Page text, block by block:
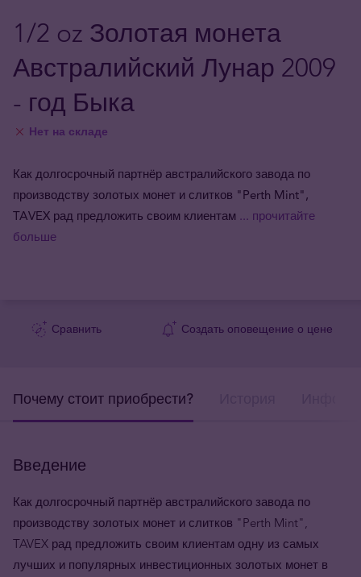
1/2 oz Золотая монета
Австралийский Лунар 2009
- год Быка
Нет на складе
Как долгосрочный партнёр австралийского завода по
производству золотых монет и слитков "Perth Mint",
TAVEX рад предложить своим клиентам ... прочитайте
больше
Сравнить Создать оповещение о цене
Почему стоит приобрести?
Введение
Как долгосрочный партнёр австралийского завода по
производству золотых монет и слитков "Perth Mint",
TAVEX рад предложить своим клиентам одну из самых
лучших и популярных инвестиционных золотых монет в